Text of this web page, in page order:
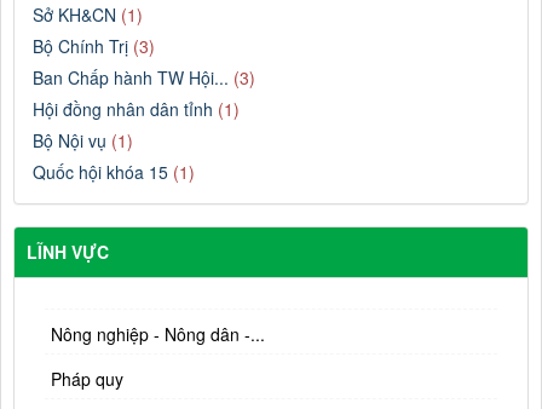
Sở KH&CN (1)
Bộ Chính Trị (3)
Ban Chấp hành TW Hội... (3)
Hội đồng nhân dân tỉnh (1)
Bộ Nội vụ (1)
Quốc hội khóa 15 (1)
LĨNH VỰC
Nông nghiệp - Nông dân -...
Pháp quy